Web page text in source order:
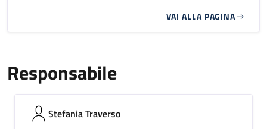
VAI ALLA PAGINA
Responsabile
Stefania Traverso